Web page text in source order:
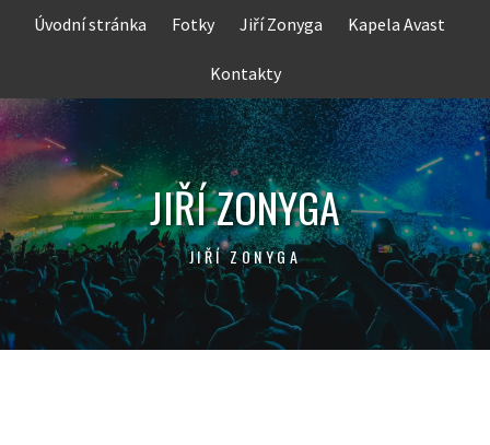
Úvodní stránka Fotky Jiří Zonyga Kapela Avast
Kontakty
JIŘÍ ZONYGA
JIŘÍ ZONYGA